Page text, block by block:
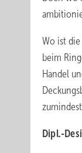
Wo ist
beim
Handel
zumindest
Dipl.-